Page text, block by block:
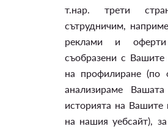
т.нар. трети
сътрудничим,
реклами и
съобразени с Вашите
на профилиране (по
анализираме
историята на Вашите
на нашия уебсайт),